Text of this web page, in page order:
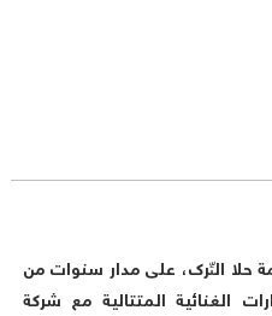
حلا التّرك، على مدار سنوات من
الغنائية المتتالية مع شركة